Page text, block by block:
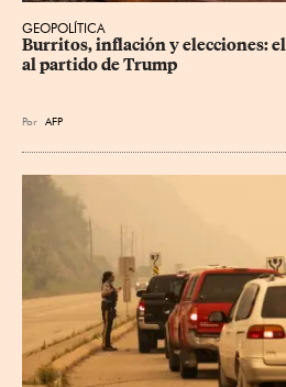
GEOPOLÍTICA
Burritos, inflación y elecciones:
al partido de Trump
Por AFP